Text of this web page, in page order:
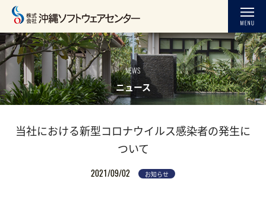
NEWS
ニュース
当社における新型コロナウイルス感染者の発生に
ついて
2021/09/02
お知らせ